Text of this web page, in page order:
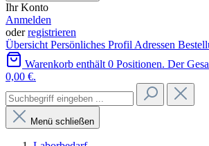
Ihr Konto
Anmelden
oderregistrieren
Übersicht Persönliches Profil Adressen
Warenkorb enthält 0 Positionen. Der
0,00 €.
Menü schließen